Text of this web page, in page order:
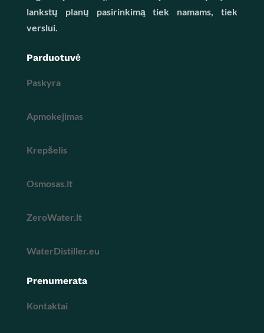
lankstų planų pasirinkimą tiek namams, tiek
verslui.
Parduotuvė
Paskyra
Apmokejimas
Krepšelis
Osmosas.lt
ZeroWater.lt
WaterDistiller.eu
Prenumerata
Kontaktai